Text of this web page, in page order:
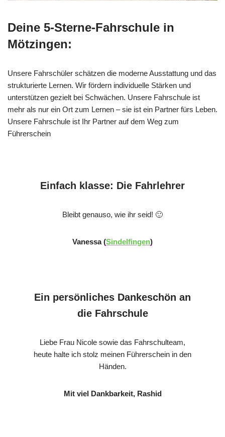
Deine 5-Sterne-Fahrschule in
Mötzingen:
Unsere Fahrschüler schätzen die moderne Ausstattung und das
strukturierte Lernen. Wir fördern individuelle Stärken und
unterstützen gezielt bei Schwächen. Unsere Fahrschule ist
mehr als nur ein Ort zum Lernen – sie ist ein Partner fürs Leben.
Unsere Fahrschule ist Ihr Partner auf dem Weg zum
Führerschein
Einfach klasse: Die Fahrlehrer
Bleibt genauso, wie ihr seid! 🙂
Vanessa (Sindelfingen)
Ein persönliches Dankeschön an
die Fahrschule
Liebe Frau Nicole sowie das Fahrschulteam,
heute halte ich stolz meinen Führerschein in den
Händen.
Mit viel Dankbarkeit, Rashid